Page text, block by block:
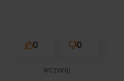
wysyłka wręcz ekspresowa.
0 0
wczoraj